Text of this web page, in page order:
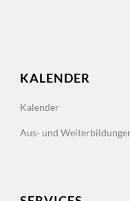
KALENDER
Kalender
Aus- und